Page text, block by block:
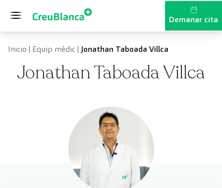
Demanar cita
Inicio | Equip mèdic| Jonathan Taboada Villca
Jonathan Taboada Villca